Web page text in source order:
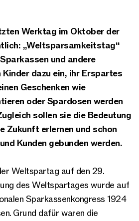
Werktag im Oktober der
„Weltsparsamkeitstag“
und andere
dazu ein, ihr Erspartes
Geschenken wie
oder Spardosen werden
sollen sie die Bedeutung
Zukunft erlernen und schon
Kunden gebunden werden.
Weltspartag auf den 29.
des Weltspartages wurde auf
Sparkassenkongress 1924
Grund dafür waren die